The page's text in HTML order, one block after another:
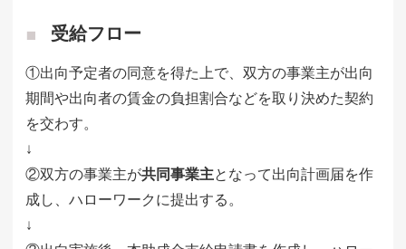
受給フロー
①出向予定者の同意を得た上で、双方の事業主が出向
期間や出向者の賃金の負担割合などを取り決めた契約
を交わす。
↓
②双方の事業主が共同事業主となって出向計画届を作
成し、ハローワークに提出する。
↓